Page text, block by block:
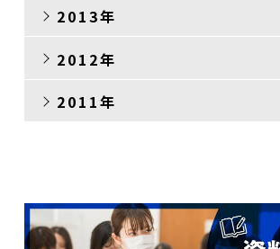
2013年
2012年
2011年